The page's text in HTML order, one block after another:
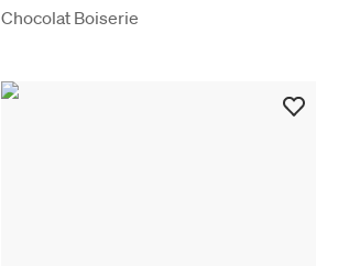
Chocolat Boiserie